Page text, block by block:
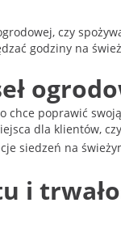
czy
godziny na
chce poprawić
dla klientów,
siedzeń na
i